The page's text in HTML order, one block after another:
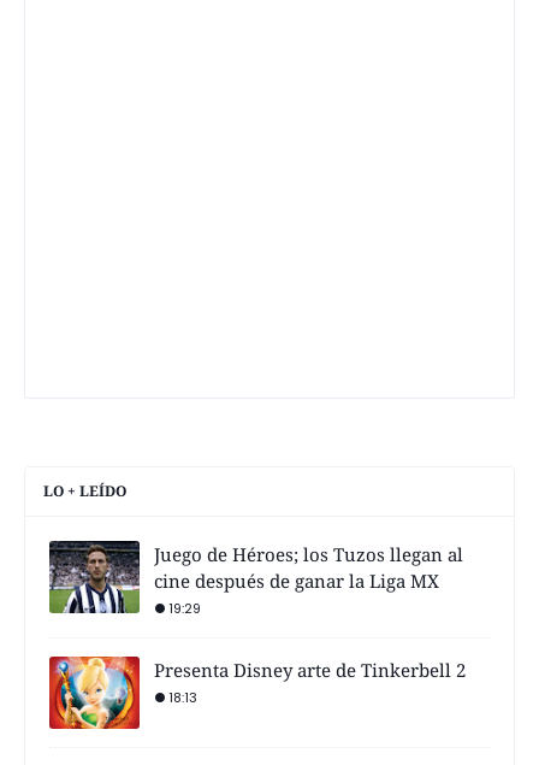
LO + LEÍDO
Juego de Héroes; los Tuzos llegan al
cine después de ganar la Liga MX
19:29
Presenta Disney arte de Tinkerbell 2
18:13